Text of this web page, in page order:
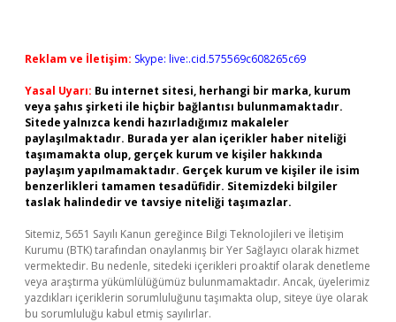
Reklam ve İletişim: Skype: live:.cid.575569c608265c69
Yasal Uyarı: Bu internet sitesi, herhangi bir marka, kurum
veya şahıs şirketi ile hiçbir bağlantısı bulunmamaktadır.
Sitede yalnızca kendi hazırladığımız makaleler
paylaşılmaktadır. Burada yer alan içerikler haber niteliği
taşımamakta olup, gerçek kurum ve kişiler hakkında
paylaşım yapılmamaktadır. Gerçek kurum ve kişiler ile isim
benzerlikleri tamamen tesadüfidir. Sitemizdeki bilgiler
taslak halindedir ve tavsiye niteliği taşımazlar.
Sitemiz, 5651 Sayılı Kanun gereğince Bilgi Teknolojileri ve İletişim
Kurumu (BTK) tarafından onaylanmış bir Yer Sağlayıcı olarak hizmet
vermektedir. Bu nedenle, sitedeki içerikleri proaktif olarak denetleme
veya araştırma yükümlülüğümüz bulunmamaktadır. Ancak, üyelerimiz
yazdıkları içeriklerin sorumluluğunu taşımakta olup, siteye üye olarak
bu sorumluluğu kabul etmiş sayılırlar.